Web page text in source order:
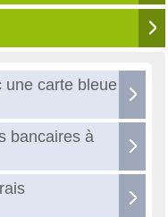
une carte bleue
bancaires à